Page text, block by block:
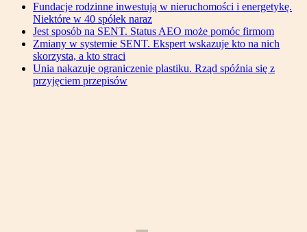
Fundacje rodzinne inwestują w nieruchomości i energetykę.
Niektóre w 40 spółek naraz
Jest sposób na SENT. Status AEO może pomóc firmom
Zmiany w systemie SENT. Ekspert wskazuje kto na nich
skorzysta, a kto straci
Unia nakazuje ograniczenie plastiku. Rząd spóźnia się z
przyjęciem przepisów